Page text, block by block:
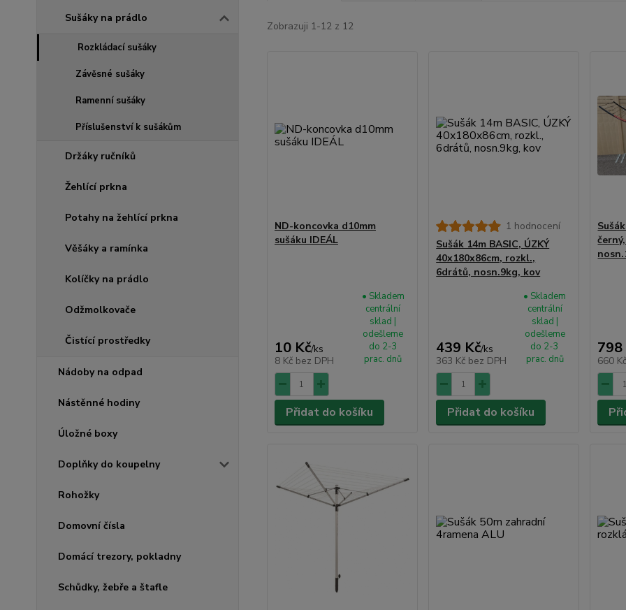
Sušáky na prádlo
Rozkládací sušáky
Závěsné sušáky
Ramenní sušáky
Příslušenství k sušákům
Držáky ručníků
Žehlící prkna
Potahy na žehlící prkna
Věšáky a ramínka
Kolíčky na prádlo
Odžmolkovače
Čistící prostředky
Nádoby na odpad
Nástěnné hodiny
Úložné boxy
Doplňky do koupelny
Rohožky
Domovní čísla
Domácí trezory, pokladny
Schůdky, žebře a štafle
Zobrazuji 1-12 z 12
ND-koncovka d10mm
sušáku IDEÁL
10 Kč/ks
8 Kč bez DPH
• Skladem
centrální
sklad |
odešleme
do 2-3
prac. dnů
Přidat do košíku
1 hodnocení
Sušák 14m BASIC, ÚZKÝ
40x180x86cm, rozkl.,
6drátů, nosn.9kg, kov
439 Kč/ks
363 Kč bez DPH
• Skladem
centrální
sklad |
odešleme
do 2-3
prac. dnů
Přidat do košíku
798
660 Kč